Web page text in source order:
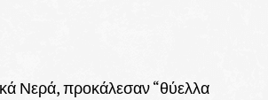
Νερά, προκάλεσαν “θύελλα